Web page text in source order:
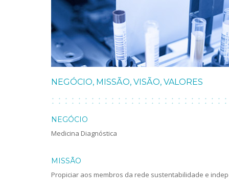
NEGÓCIO, MISSÃO, VISÃO, VALORES
NEGÓCIO
Medicina Diagnóstica
MISSÃO
Propiciar aos membros da rede sustentabilidade e